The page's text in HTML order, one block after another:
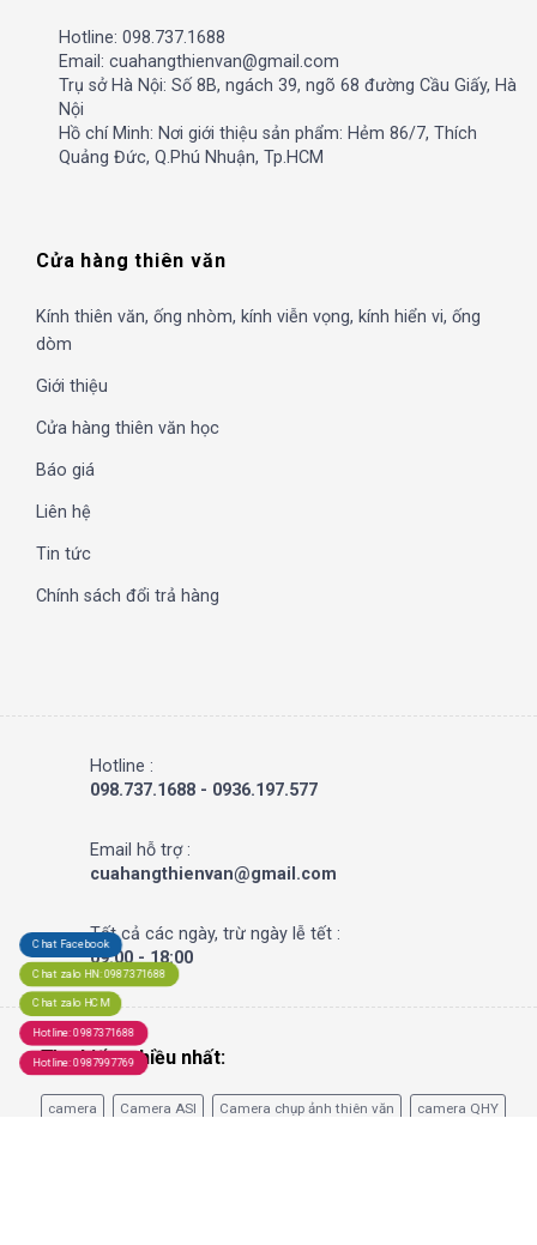
Hotline: 098.737.1688
Email: cuahangthienvan@gmail.com
Trụ sở Hà Nội: Số 8B, ngách 39, ngõ 68 đường Cầu Giấy, Hà
Nội
Hồ chí Minh: Nơi giới thiệu sản phẩm: Hẻm 86/7, Thích
Quảng Đức, Q.Phú Nhuận, Tp.HCM
Cửa hàng thiên văn
Kính thiên văn, ống nhòm, kính viễn vọng, kính hiển vi, ống
dòm
Giới thiệu
Cửa hàng thiên văn học
Báo giá
Liên hệ
Tin tức
Chính sách đổi trả hàng
Hotline :
098.737.1688 - 0936.197.577
Email hỗ trợ :
cuahangthienvan@gmail.com
Tất cả các ngày, trừ ngày lễ tết :
09:00 - 18:00
Tìm kiếm nhiều nhất:
camera Camera ASI Camera chụp ảnh thiên văn camera QHY
Chat Facebook
Chat zalo HN: 0987371688
Chat zalo HCM
Hotline: 0987371688
Hotline: 0987997769